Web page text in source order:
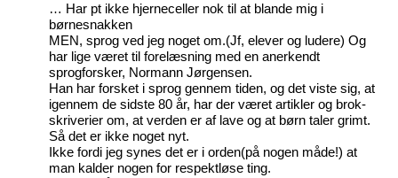
… Har pt ikke hjerneceller nok til at blande mig i
børnesnakken
MEN, sprog ved jeg noget om.(Jf, elever og ludere) Og
har lige været til forelæsning med en anerkendt
sprogforsker, Normann Jørgensen.
Han har forsket i sprog gennem tiden, og det viste sig, at
igennem de sidste 80 år, har der været artikler og brok-
skriverier om, at verden er af lave og at børn taler grimt.
Så det er ikke noget nyt.
Ikke fordi jeg synes det er i orden(på nogen måde!) at
man kalder nogen for respektløse ting.